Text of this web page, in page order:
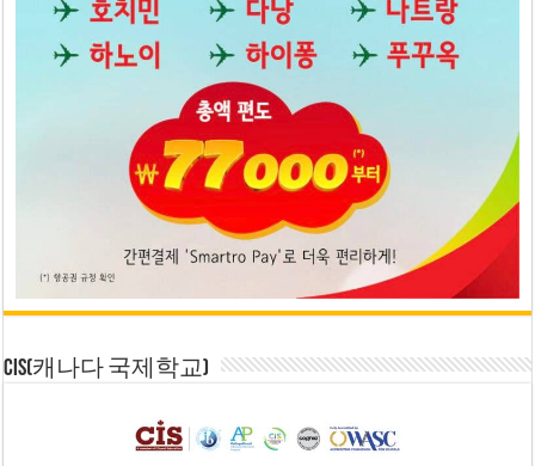
CIS(캐나다 국제학교)